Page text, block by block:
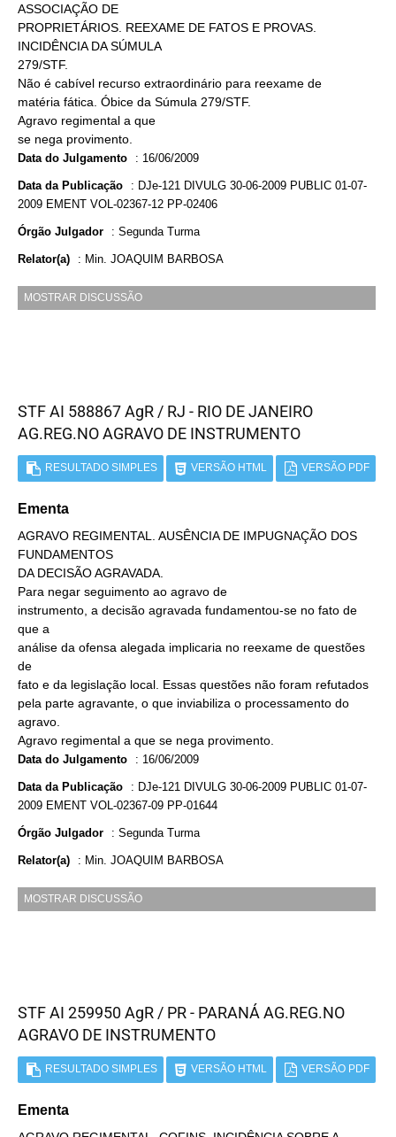
ASSOCIAÇÃO DE
PROPRIETÁRIOS. REEXAME DE FATOS E PROVAS.
INCIDÊNCIA DA SÚMULA
279/STF.
Não é cabível recurso extraordinário para reexame de
matéria fática. Óbice da Súmula 279/STF.
Agravo regimental a que
se nega provimento.
Data do Julgamento : 16/06/2009
Data da Publicação : DJe-121 DIVULG 30-06-2009 PUBLIC 01-07-
2009 EMENT VOL-02367-12 PP-02406
Órgão Julgador : Segunda Turma
Relator(a) : Min. JOAQUIM BARBOSA
MOSTRAR DISCUSSÃO
STF AI 588867 AgR / RJ - RIO DE JANEIRO
AG.REG.NO AGRAVO DE INSTRUMENTO
RESULTADO SIMPLES VERSÃO HTML VERSÃO PDF
Ementa
AGRAVO REGIMENTAL. AUSÊNCIA DE IMPUGNAÇÃO DOS
FUNDAMENTOS
DA DECISÃO AGRAVADA.
Para negar seguimento ao agravo de
instrumento, a decisão agravada fundamentou-se no fato de
que a
análise da ofensa alegada implicaria no reexame de questões
de
fato e da legislação local. Essas questões não foram refutados
pela parte agravante, o que inviabiliza o processamento do
agravo.
Agravo regimental a que se nega provimento.
Data do Julgamento : 16/06/2009
Data da Publicação : DJe-121 DIVULG 30-06-2009 PUBLIC 01-07-
2009 EMENT VOL-02367-09 PP-01644
Órgão Julgador : Segunda Turma
Relator(a) : Min. JOAQUIM BARBOSA
MOSTRAR DISCUSSÃO
STF AI 259950 AgR / PR - PARANÁ AG.REG.NO
AGRAVO DE INSTRUMENTO
RESULTADO SIMPLES VERSÃO HTML VERSÃO PDF
Ementa